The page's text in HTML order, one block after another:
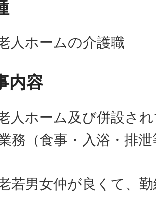
人ホームの介護職
内容
人ホーム及び併設さ
務（食事・入浴・排泄
若男女仲が良くて、